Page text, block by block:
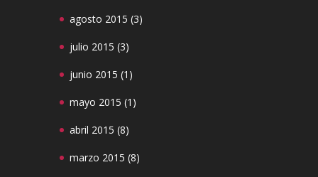
agosto 2015 (3)
julio 2015 (3)
junio 2015 (1)
mayo 2015 (1)
abril 2015 (8)
marzo 2015 (8)